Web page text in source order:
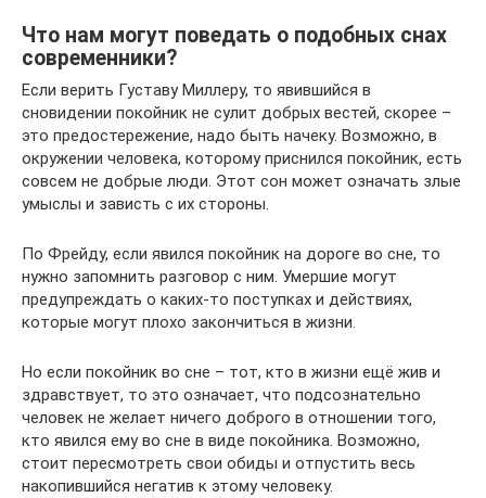
Что нам могут поведать о подобных снах
современники?
Если верить Густаву Миллеру, то явившийся в
сновидении покойник не сулит добрых вестей, скорее –
это предостережение, надо быть начеку. Возможно, в
окружении человека, которому приснился покойник, есть
совсем не добрые люди. Этот сон может означать злые
умыслы и зависть с их стороны.
По Фрейду, если явился покойник на дороге во сне, то
нужно запомнить разговор с ним. Умершие могут
предупреждать о каких-то поступках и действиях,
которые могут плохо закончиться в жизни.
Но если покойник во сне – тот, кто в жизни ещё жив и
здравствует, то это означает, что подсознательно
человек не желает ничего доброго в отношении того,
кто явился ему во сне в виде покойника. Возможно,
стоит пересмотреть свои обиды и отпустить весь
накопившийся негатив к этому человеку.